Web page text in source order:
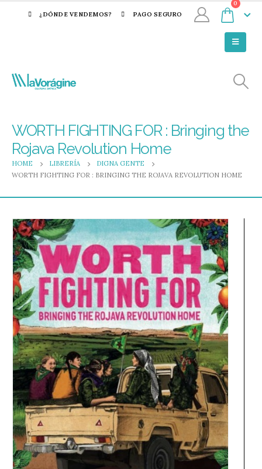
¿DÓNDE VENDEMOS? PAGO SEGURO
0
WORTH FIGHTING FOR : Bringing the
Rojava Revolution Home
HOME LIBRERÍA
DIGNA GENTE
WORTH FIGHTING FOR : BRINGING THE ROJAVA REVOLUTION HOME